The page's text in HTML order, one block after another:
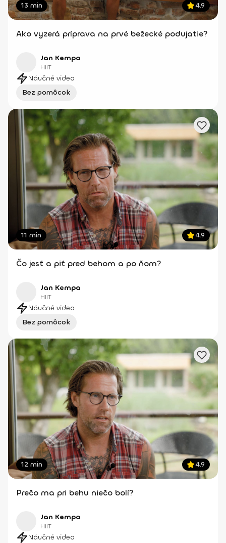
13 min 4.9
Ako vyzerá príprava na prvé bežecké podujatie?
Jan Kempa
HIIT
Náučné video
Bez pomôcok
11 min 4.9
Čo jesť a piť pred behom a po ňom?
Jan Kempa
HIIT
Náučné video
Bez pomôcok
12 min 4.9
Prečo ma pri behu niečo bolí?
Jan Kempa
HIIT
Náučné video